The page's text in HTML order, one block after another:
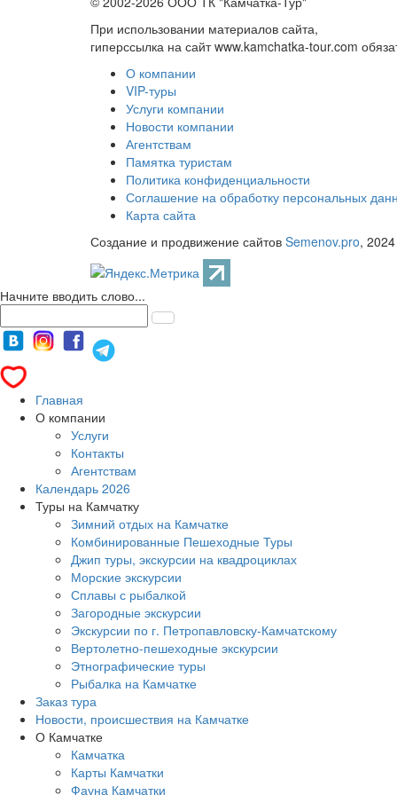
При использовании материалов сайта,
гиперссылка на сайт www.kamchatka-tour.com
О компании
VIP-туры
Услуги компании
Новости компании
Агентствам
Памятка туристам
Политика конфиденциальности
Соглашение на обработку персональных
Карта сайта
Создание и продвижение сайтов Semenov.pro, 2024
Начните вводить слово...
Главная
О компании
Услуги
Контакты
Агентствам
Календарь 2026
Туры на Камчатку
Зимний отдых на Камчатке
Комбинированные Пешеходные Туры
Джип туры, экскурсии на квадроциклах
Морские экскурсии
Сплавы с рыбалкой
Загородные экскурсии
Экскурсии по г. Петропавловску-Камчатскому
Вертолетно-пешеходные экскурсии
Этнографические туры
Рыбалка на Камчатке
Заказ тура
Новости, происшествия на Камчатке
О Камчатке
Камчатка
Карты Камчатки
Фауна Камчатки